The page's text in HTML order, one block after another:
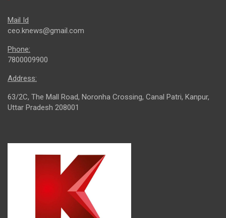
Mail Id
ceo.knews@gmail.com
Phone:
7800009900
Address:
63/2C, The Mall Road, Noronha Crossing, Canal Patri, Kanpur,
Uttar Pradesh 208001